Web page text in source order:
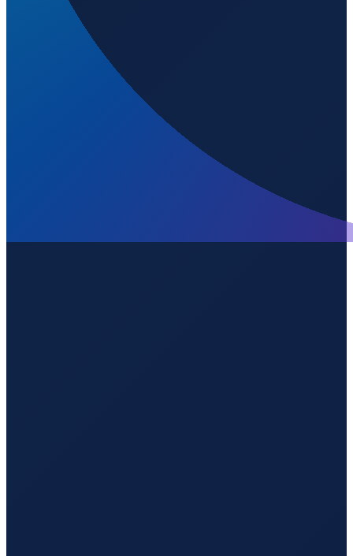
Shenzhen